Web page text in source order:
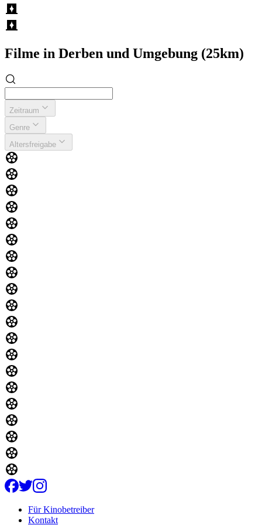
Filme in Derben und Umgebung (25km)
Zeitraum
Genre
Altersfreigabe
Für Kinobetreiber
Kontakt